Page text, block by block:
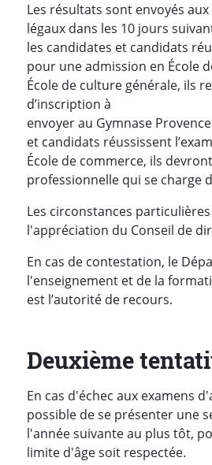
Les résultats sont envoyés
légaux dans les 10 jours
les candidates et candidats
pour une admission en École
École de culture générale, ils
d’inscription à
envoyer au Gymnase
et candidats réussissent
École de commerce, ils
professionnelle qui se charge
Les circonstances
l'appréciation du Conseil de
En cas de contestation, le
l'enseignement et de la
est l’autorité de recours.
Deuxième
En cas d'échec aux examens
possible de se présenter une
l'année suivante au plus tôt,
limite d'âge soit respectée.